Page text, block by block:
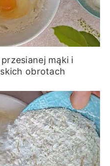
przesianej mąki i
obrotach